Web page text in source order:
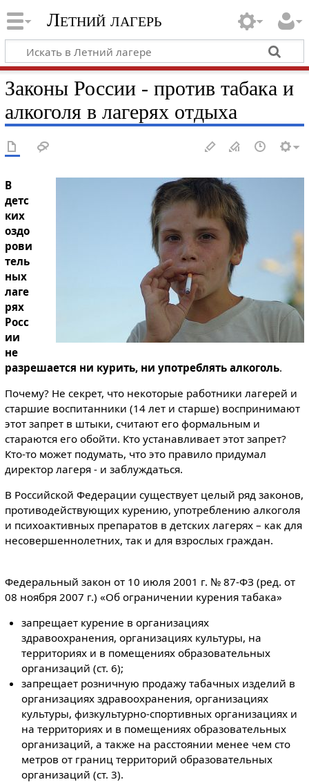
Летний лагерь
Законы России - против табака и
алкоголя в лагерях отдыха
В
детс
ких
оздо
рови
тель
ных
лаге
рях
Росс
ии
не
разрешается ни курить, ни употреблять алкоголь.
Почему? Не секрет, что некоторые работники лагерей и
старшие воспитанники (14 лет и старше) воспринимают
этот запрет в штыки, считают его формальным и
стараются его обойти. Кто устанавливает этот запрет?
Кто-то может подумать, что это правило придумал
директор лагеря - и заблуждаться.
В Российской Федерации существует целый ряд законов,
противодействующих курению, употреблению алкоголя
и психоактивных препаратов в детских лагерях – как для
несовершеннолетних, так и для взрослых граждан.
Федеральный закон от 10 июля 2001 г. № 87-ФЗ (ред. от
08 ноября 2007 г.) «Об ограничении курения табака»
запрещает курение в организациях
здравоохранения, организациях культуры, на
территориях и в помещениях образовательных
организаций (ст. 6);
запрещает розничную продажу табачных изделий в
организациях здравоохранения, организациях
культуры, физкультурно-спортивных организациях и
на территориях и в помещениях образовательных
организаций, а также на расстоянии менее чем сто
метров от границ территорий образовательных
организаций (ст. 3).